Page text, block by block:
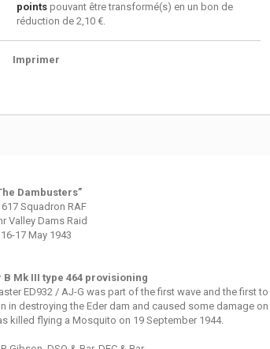
pointspouvant être transformé(s) en un bon de
réduction de 2,10 €.
Imprimer
Dambusters”
Squadron RAF
Valley Dams Raid
16-17 May 1943
Mk III type 464 provisioning
ED932 / AJ-G was part of the first wave and the first
destroying the Eder dam and caused some damage
killed flying a Mosquito on 19 September 1944.